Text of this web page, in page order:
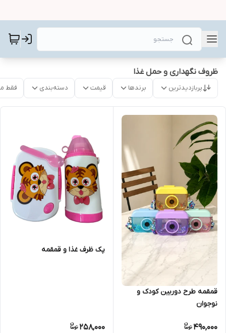
ظروف نگهداری و حمل غذا
پربازدیدترین برندها قیمت دسته‌بندی فقط
قمقمه طرح دوربین کودک و
نوجوان
490,000
پک ظرف غذا و قمقمه
258,000